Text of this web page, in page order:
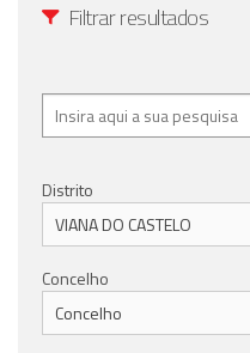
Filtrar resultados
Distrito
Concelho